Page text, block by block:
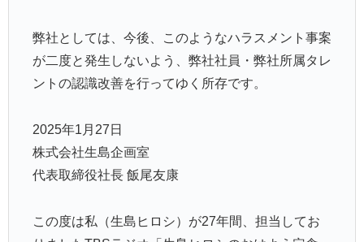
弊社としては、今後、このようなハラスメント事案
が二度と発生しないよう、弊社社員・弊社所属タレ
ントの認識改善を行ってゆく所存です。
2025年1月27日
株式会社生島企画室
代表取締役社長 飯尾友康
この度は私（生島ヒロシ）が27年間、担当してお